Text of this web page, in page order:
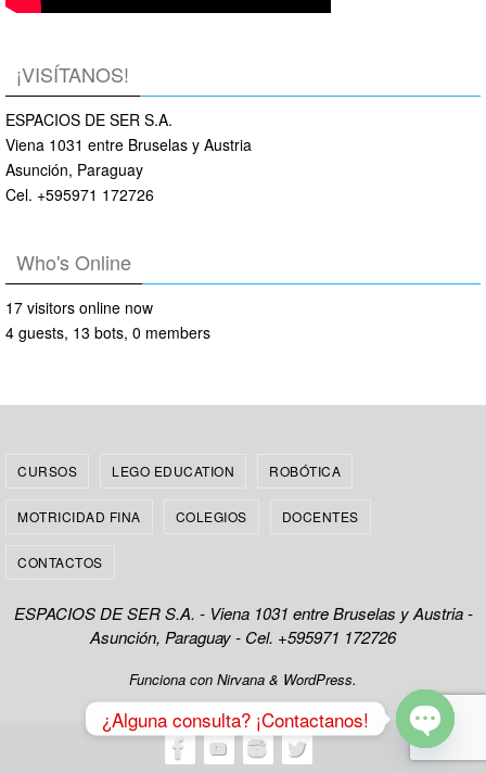
¡VISÍTANOS!
ESPACIOS DE SER S.A.
Viena 1031 entre Bruselas y Austria
Asunción, Paraguay
Cel. +595971 172726
Who's Online
17 visitors online now
4 guests, 13 bots, 0 members
CURSOS LEGO EDUCATION ROBÓTICA
MOTRICIDAD FINA COLEGIOS DOCENTES
CONTACTOS
ESPACIOS DE SER S.A. - Viena 1031 entre Bruselas y Austria -
Asunción, Paraguay - Cel. +595971 172726
Funciona con Nirvana & WordPress.
¿Alguna consulta? ¡Contactanos!